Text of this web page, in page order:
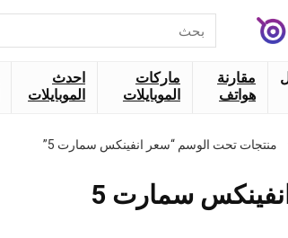
عن:
مقارنة
هواتف
ماركات
الموبايلات
احدث
الموبايلات
منتجات تحت الوسم “سعر انفينكس سمارت 5”
سمارت 5